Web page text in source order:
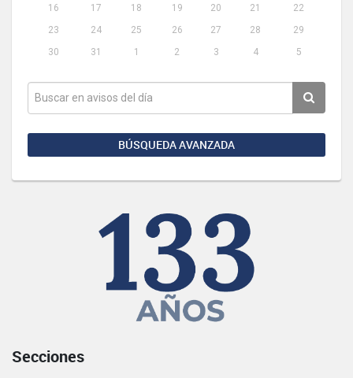
16
17 18 19 20 21
22
23
24 25 26 27 28
29
30
31 1 2 3 4 5
BÚSQUEDA AVANZADA
Secciones